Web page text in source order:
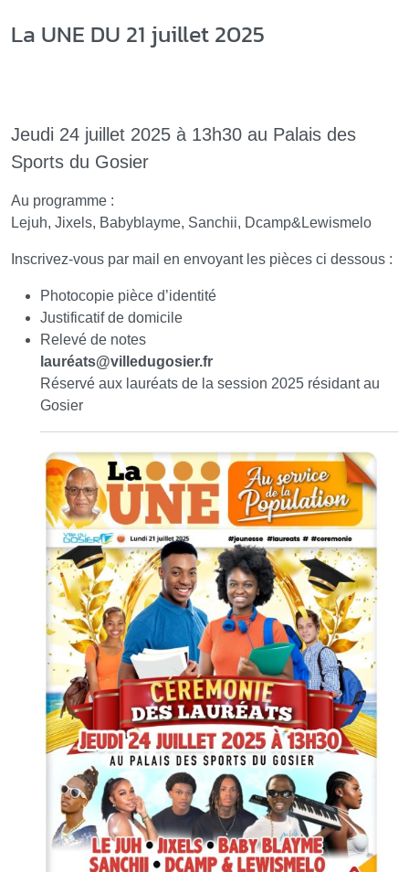
La UNE DU 21 juillet 2025
Jeudi 24 juillet 2025 à 13h30 au Palais des
Sports du Gosier
Au programme :
Lejuh, Jixels, Babyblayme, Sanchii, Dcamp&Lewismelo
Inscrivez-vous par mail en envoyant les pièces ci dessous :
Photocopie pièce d’identité
Justificatif de domicile
Relevé de notes
lauréats@villedugosier.fr
Réservé aux lauréats de la session 2025 résidant au
Gosier